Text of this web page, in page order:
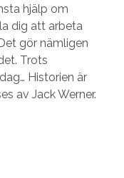
hjälp om
dig att arbeta
gör nämligen
Trots
Historien är
av Jack Werner.